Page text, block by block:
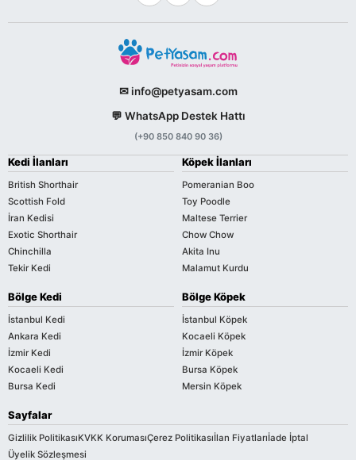
✉ info@petyasam.com
💬 WhatsApp Destek Hattı
(+90 850 840 90 36)
Kedi İlanları
British Shorthair
Scottish Fold
İran Kedisi
Exotic Shorthair
Chinchilla
Tekir Kedi
Köpek İlanları
Pomeranian Boo
Toy Poodle
Maltese Terrier
Chow Chow
Akita Inu
Malamut Kurdu
Bölge Kedi
İstanbul Kedi
Ankara Kedi
İzmir Kedi
Kocaeli Kedi
Bursa Kedi
Bölge Köpek
İstanbul Köpek
Kocaeli Köpek
İzmir Köpek
Bursa Köpek
Mersin Köpek
Sayfalar
Gizlilik PolitikasıKVKK KorumasıÇerez Politikasıİlan Fiyatlarıİade İptal
Üyelik Sözleşmesi